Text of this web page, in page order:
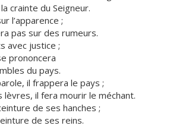
crainte du Seigneur.
l’apparence ;
pas sur des rumeurs.
avec justice ;
prononcera
du pays.
il frappera le pays ;
il fera mourir le méchant.
de ses hanches ;
de ses reins.